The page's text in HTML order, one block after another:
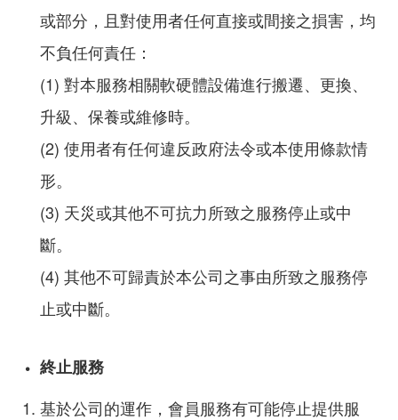
或部分，且對使用者任何直接或間接之損害，均
不負任何責任：
(1) 對本服務相關軟硬體設備進行搬遷、更換、
升級、保養或維修時。
(2) 使用者有任何違反政府法令或本使用條款情
形。
(3) 天災或其他不可抗力所致之服務停止或中
斷。
(4) 其他不可歸責於本公司之事由所致之服務停
止或中斷。
終止服務
基於公司的運作，會員服務有可能停止提供服